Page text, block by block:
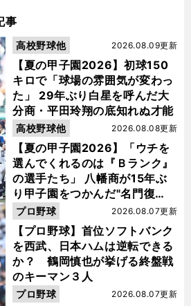
事
【夏の甲子園2026】初球150
キロで「球場の雰囲気が変わっ
た」 29年ぶり白星を呼んだ大
分商・平田玲翔の底知れぬ才能
2026.08.09更新
高校野球他
【夏の甲子園2026】「ウチを
選んでくれるのは『Ｂランク』
の選手たち」 八幡商が15年ぶ
り甲子園をつかんだ"名門復
活"の舞台裏
2026.08.08更新
高校野球他
【プロ野球】首位ソフトバンク
を西武、日本ハムは逆転できる
か？ 鶴岡慎也が挙げる終盤戦
のキーマン３人
2026.08.07更新
プロ野球
2026.08.07更新
プロ野球